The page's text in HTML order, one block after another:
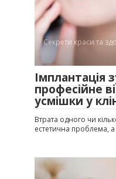
Секрети краси та
Імплантація
професійне
усмішки у
Втрата одного чи
естетична проблема,